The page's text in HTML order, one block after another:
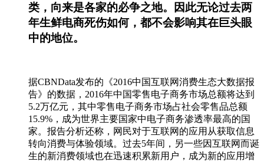
类，向来是各家的必争之地。因此无论过去两
年生鲜电商死伤如何，都不会影响其在巨头眼
中的地位。
据CBNData发布的《2016中国互联网消费生态大数据报
告》的数据，2016年中国零售电子商务市场总额将达到
5.2万亿元，其中零售电子商务市场占社会零售品总额
15.9%，成为世界主要国家中电子商务渗透率最高的国
家。报告分析还称，网民对于互联网的应用从获取信息
转向消费与体验领域。过去5年间，另一些因互联网而诞
生的新消费领域也在迅速积累新用户，成为新的应用增